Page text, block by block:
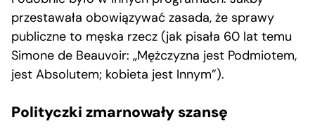
przestawała obowiązywać zasada, że sprawy
publiczne to męska rzecz (jak pisała 60 lat temu
Simone de Beauvoir: „Mężczyzna jest Podmiotem,
jest Absolutem; kobieta jest Innym”).
Polityczki zmarnowały szansę